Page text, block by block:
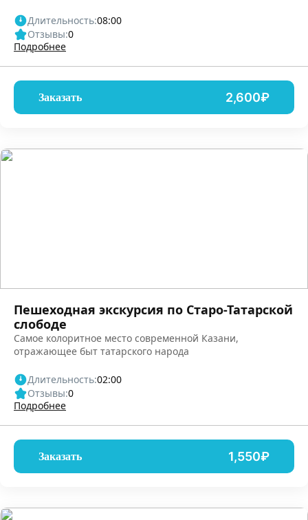
Длительность:08:00
Отзывы:0
Подробнее
Заказать 2,600₽
Пешеходная экскурсия по Старо-Татарской
слободе
Самое колоритное место современной Казани,
отражающее быт татарского народа
Длительность:02:00
Отзывы:0
Подробнее
Заказать 1,550₽